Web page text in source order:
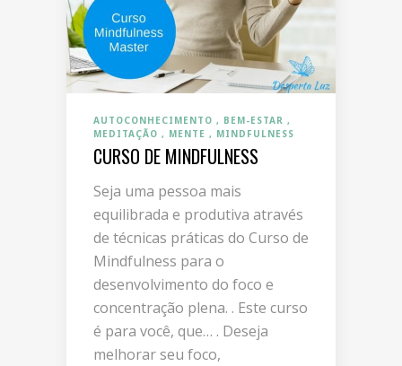
AUTOCONHECIMENTO
BEM-ESTAR
MEDITAÇÃO
MENTE MINDFULNESS
CURSO DE MINDFULNESS
Seja uma pessoa mais
equilibrada e produtiva através
de técnicas práticas do Curso de
Mindfulness para o
desenvolvimento do foco e
concentração plena. . Este curso
é para você, que… . Deseja
melhorar seu foco,